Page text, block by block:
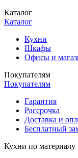
Каталог
Каталог
Кухни
Шкафы
Офисы и
Покупателям
Покупателям
Гарантия
Рассрочка
Доставка и
Бесплатный
Кухни по материалу